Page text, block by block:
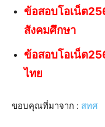
ข้อสอบโอเน็ต
สังคมศึกษา
ข้อสอบโอเน็ต
ไทย
ขอบคุณที่มาจาก : สทศ